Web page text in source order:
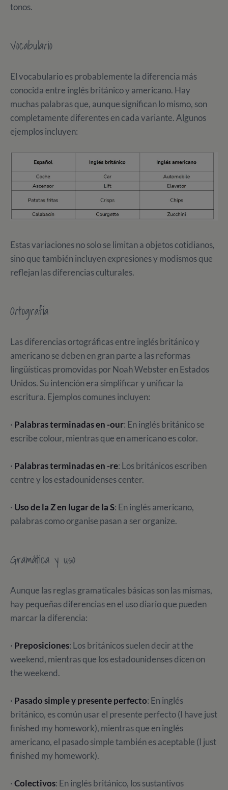
tonos.
Vocabulario
El vocabulario es probablemente la diferencia más
conocida entre inglés británico y americano. Hay
muchas palabras que, aunque significan lo mismo, son
completamente diferentes en cada variante. Algunos
ejemplos incluyen:
Estas variaciones no solo se limitan a objetos cotidianos,
sino que también incluyen expresiones y modismos que
reflejan las diferencias culturales.
Ortografía
Las diferencias ortográficas entre inglés británico y
americano se deben en gran parte a las reformas
lingüísticas promovidas por Noah Webster en Estados
Unidos. Su intención era simplificar y unificar la
escritura. Ejemplos comunes incluyen:
· Palabras terminadas en -our: En inglés británico se
escribe colour, mientras que en americano es color.
· Palabras terminadas en -re: Los británicos escriben
centre y los estadounidenses center.
· Uso de la Z en lugar de la S: En inglés americano,
palabras como organise pasan a ser organize.
Gramática y uso
Aunque las reglas gramaticales básicas son las mismas,
hay pequeñas diferencias en el uso diario que pueden
marcar la diferencia:
· Preposiciones: Los británicos suelen decir at the
weekend, mientras que los estadounidenses dicen on
the weekend.
· Pasado simple y presente perfecto: En inglés
británico, es común usar el presente perfecto (I have just
finished my homework), mientras que en inglés
americano, el pasado simple también es aceptable (I just
finished my homework).
·Colectivos: En inglés británico, los sustantivos